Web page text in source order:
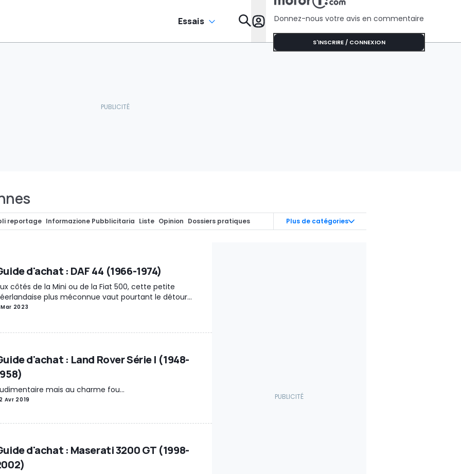
Essais Donnez-nous votre avis en commentaire
S'INSCRIRE / CONNEXION
Plus de catégories
reportage Informazione Pubblicitaria Liste Opinion Dossiers pratiques
d'achat : DAF 44 (1966-1974)
côtés de la Mini ou de la Fiat 500, cette petite
plus méconnue vaut pourtant le détour...
2023
d'achat : Land Rover Série I (1948-
mais au charme fou...
Avr 2019
d'achat : Maserati 3200 GT (1998-